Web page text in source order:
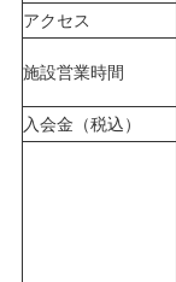
アクセス
施設営業時間
入会金（税込）